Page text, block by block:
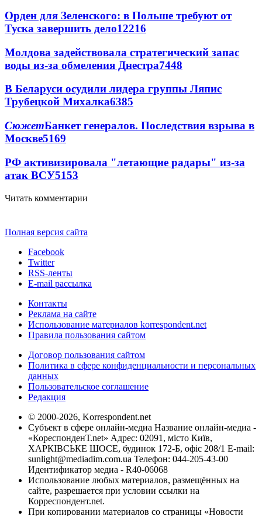
Орден для Зеленского: в Польше требуют от
Туска завершить дело12216
Молдова задействовала стратегический запас
воды из-за обмеления Днестра7448
В Беларуси осудили лидера группы Ляпис
Трубецкой Михалка6385
СюжетБанкет генералов. Последствия взрыва в
Москве5169
РФ активизировала "летающие радары" из-за
атак ВСУ5153
Читать комментарии
Полная версия сайта
Facebook
Twitter
RSS-ленты
E-mail рассылка
Контакты
Реклама на сайте
Использование материалов korrespondent.net
Правила пользования сайтом
Договор пользования сайтом
Политика в сфере конфиденциальности и персональных
данных
Пользовательское соглашение
Редакция
© 2000-2026, Korrespondent.net
Субъект в сфере онлайн-медиа Название онлайн-медиа -
«КореспонденТ.net» Адрес: 02091, місто Київ,
ХАРКІВСЬКЕ ШОСЕ, будинок 172-Б, офіс 208/1 E-mail:
sunlight@mediadim.com.ua Телефон: 044-205-43-00
Идентификатор медиа - R40-06068
Использование любых материалов, размещённых на
сайте, разрешается при условии ссылки на
Корреспондент.net.
При копировании материалов со страницы «Новости